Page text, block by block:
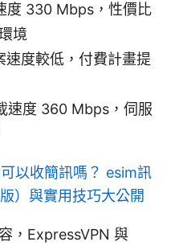
度 330 Mbps，性價比
境
度較低，付費計畫提
速度 360 Mbps，伺服
以收簡訊嗎？ esim訊
）與實用技巧大公開
，ExpressVPN 與